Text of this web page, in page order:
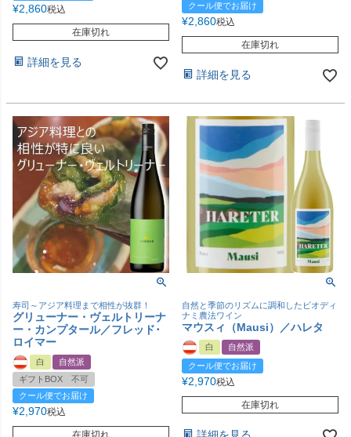
¥2,860税込
在庫切れ
詳細を見る
クール便でお届け
¥2,860税込
在庫切れ
詳細を見る
寿司～アジア料理まで相性が抜群！
グリューナー・ヴェルトリーナ
ー・カンプタール／フレッド･
ロイマー
白
自然派
ギフトBOX 不可
クール便でお届け
¥2,970税込
自然と季節のリズムに調和したビオディ
ナミ農法ワイン
マウスィ（Mausi）／ハレタ
白
自然派
クール便でお届け
¥2,970税込
在庫切れ